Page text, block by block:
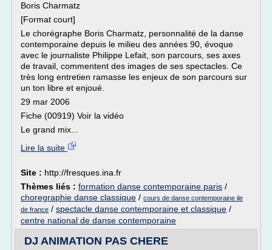
Boris Charmatz
[Format court]
Le chorégraphe Boris Charmatz, personnalité de la danse
contemporaine depuis le milieu des années 90, évoque
avec le journaliste Philippe Lefait, son parcours, ses axes
de travail, commentent des images de ses spectacles. Ce
très long entretien ramasse les enjeux de son parcours sur
un ton libre et enjoué.
29 mar 2006
Fiche (00919) Voir la vidéo
Le grand mix...
Lire la suite
Site : http://fresques.ina.fr
Thèmes liés : formation danse contemporaine paris /
choregraphie danse classique / cours de danse contemporaine ile
de france / spectacle danse contemporaine et classique /
centre national de danse contemporaine
DJ ANIMATION PAS CHERE